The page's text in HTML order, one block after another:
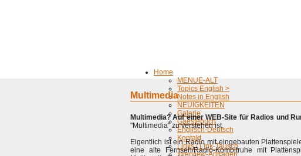
Home
MENUE-ALT
Topics English >
Notes in English
NEUIGKEITEN
Galerie
Gaestebuch
Englisch-Deutsch
Kontakt
Links / Link-Tausch
Interview-Anfragen
Multimedia
Multimedia? Auf einer WEB-Site für Radios und
"Multimedia" zu verstehen ist.
Eigentlich ist ein Radio mit eingebauten
eine alte Fernseh/Radio-Kombitruhe mit